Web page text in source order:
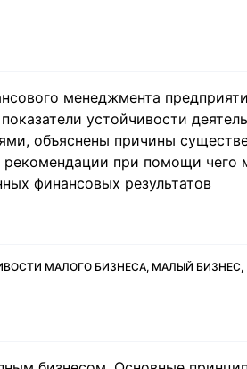
менеджмента
устойчивости
объяснены причины
рекомендации при помощи чего
финансовых результатов
МАЛОГО БИЗНЕСА, МАЛЫЙ БИЗНЕС,